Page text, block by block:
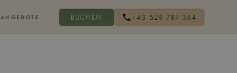
ANGEBOTE BUCHEN +43 528 787 364